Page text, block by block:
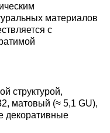
материалов
с
структурой,
матовый (≈ 5,1 GU),
декоративные